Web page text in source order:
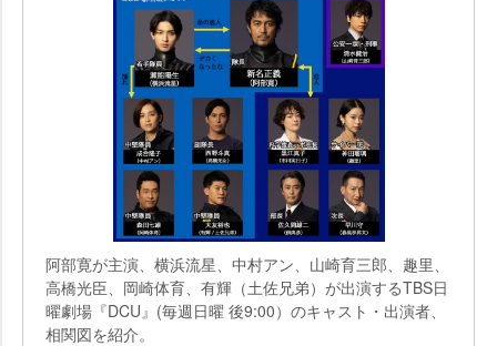
阿部寛が主演、横浜流星、中村アン、山崎育三郎、趣里、
高橋光臣、岡崎体育、有輝（土佐兄弟）が出演するTBS日
曜劇場『DCU』(毎週日曜 後9:00）のキャスト・出演者、
相関図を紹介。